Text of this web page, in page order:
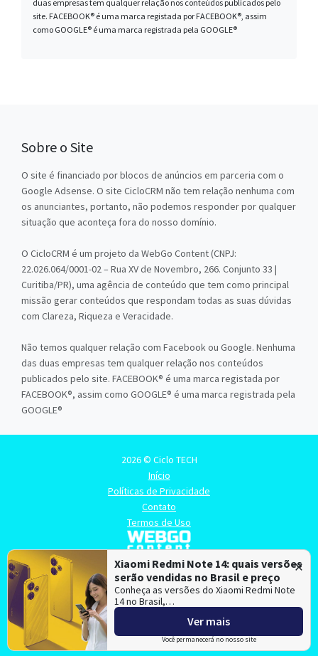
duas empresas tem qualquer relação nos conteúdos publicados pelo
site. FACEBOOK® é uma marca registada por FACEBOOK®, assim
como GOOGLE® é uma marca registrada pela GOOGLE®
Xiaomi Redmi Note 14: quais versões
serão vendidas no Brasil e preço
Conheça as versões do Xiaomi Redmi Note
14 no Brasil,…
Ver mais
Você permanecerá no nosso site
×
Sobre o Site
O site é financiado por blocos de anúncios em parceria com o
Google Adsense. O site CicloCRM não tem relação nenhuma com
os anunciantes, portanto, não podemos responder por qualquer
situação que aconteça fora do nosso domínio.
O CicloCRM é um projeto da WebGo Content (CNPJ:
22.026.064/0001-02 – Rua XV de Novembro, 266. Conjunto 33 |
Curitiba/PR), uma agência de conteúdo que tem como principal
missão gerar conteúdos que respondam todas as suas dúvidas
com Clareza, Riqueza e Veracidade.
Não temos qualquer relação com Facebook ou Google. Nenhuma
das duas empresas tem qualquer relação nos conteúdos
publicados pelo site. FACEBOOK® é uma marca registada por
FACEBOOK®, assim como GOOGLE® é uma marca registrada pela
GOOGLE®
2026 © Ciclo TECH
Início
Políticas de Privacidade
Contato
Termos de Uso
Ciclo TECH é mantido e hospedado pelaLince, especialista em
criação de sitesecriação de portais de notícias.